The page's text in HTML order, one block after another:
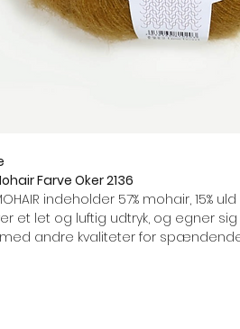
Farve Oker 2136
indeholder 57% mohair, 15%
et let og luftig udtryk, og egner
andre kvaliteter for